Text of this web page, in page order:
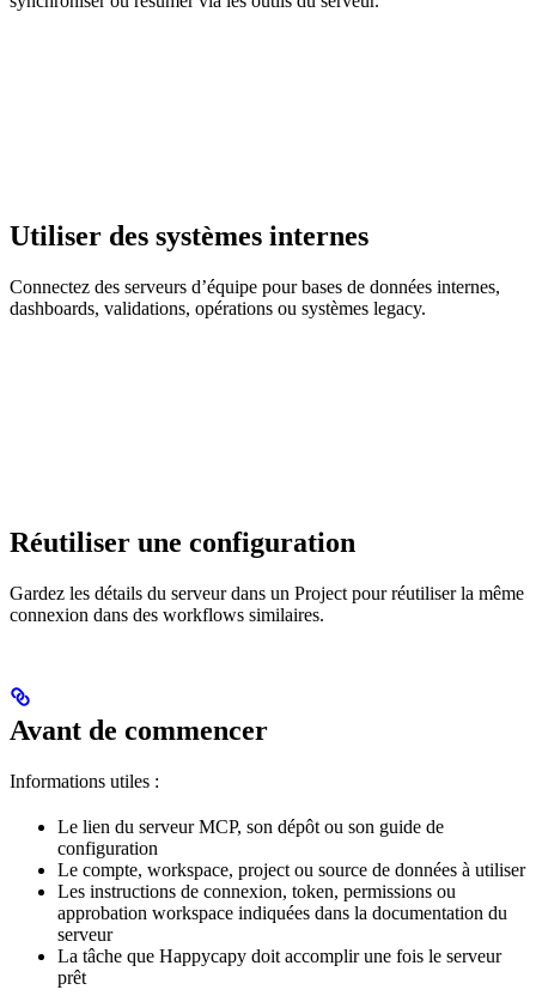
Utiliser des systèmes internes
Connectez des serveurs d’équipe pour bases de données internes,
dashboards, validations, opérations ou systèmes legacy.
Réutiliser une configuration
Gardez les détails du serveur dans un Project pour réutiliser la même
connexion dans des workflows similaires.
Avant de commencer
Informations utiles :
Le lien du serveur MCP, son dépôt ou son guide de
configuration
Le compte, workspace, project ou source de données à utiliser
Les instructions de connexion, token, permissions ou
approbation workspace indiquées dans la documentation du
serveur
La tâche que Happycapy doit accomplir une fois le serveur
prêt